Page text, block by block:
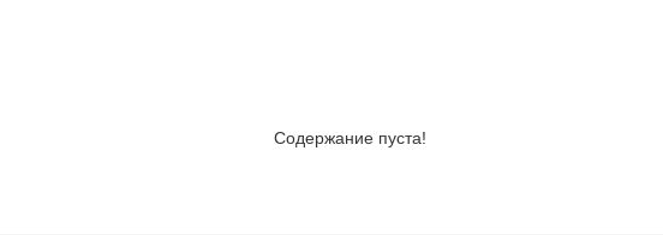
Содержание пуста!